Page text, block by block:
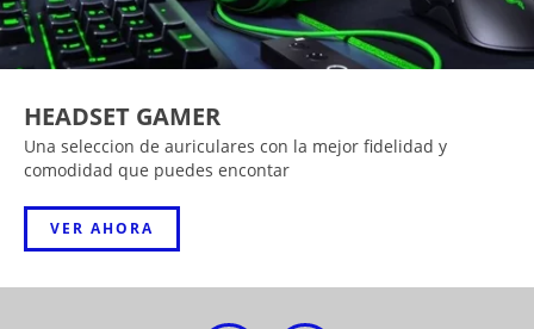
HEADSET GAMER
Una seleccion de auriculares con la mejor fidelidad y
comodidad que puedes encontar
VER AHORA